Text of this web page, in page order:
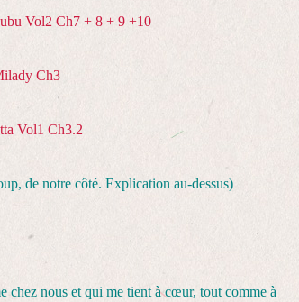
Vol2 Ch7 + 8 + 9 +10
Ch3
Vol1 Ch3.2
de notre côté. Explication au-dessus)
chez nous et qui me tient à cœur, tout comme à